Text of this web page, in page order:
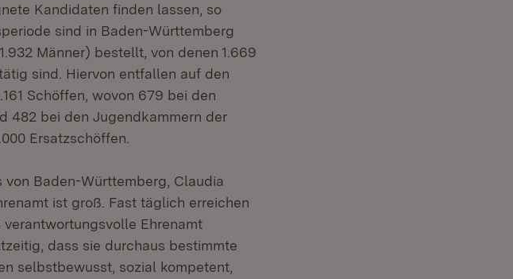
Kandidaten finden lassen, so
sind in Baden-Württemberg
Männer) bestellt, von denen 1.669
sind. Hiervon entfallen auf den
Schöffen, wovon 679 bei den
482 bei den Jugendkammern der
Ersatzschöffen.
Baden-Württemberg, Claudia
ist groß. Fast täglich erreichen
Ehrenamt
dass sie durchaus bestimmte
selbstbewusst, sozial kompetent,